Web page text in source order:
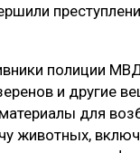
полиции
и другие
для
животных,